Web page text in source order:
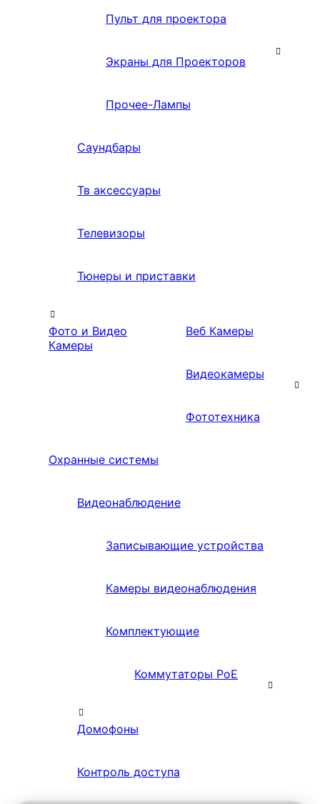
Пульт для проектора
Экраны для Проекторов
Прочее-Лампы
Саундбары
Тв аксессуары
Телевизоры
Тюнеры и приставки
Фото и Видео
Камеры
Веб Камеры
Видеокамеры
Фототехника
Охранные системы
Видеонаблюдение
Записывающие устройства
Камеры видеонаблюдения
Комплектующие
Коммутаторы PoE
Домофоны
Контроль доступа